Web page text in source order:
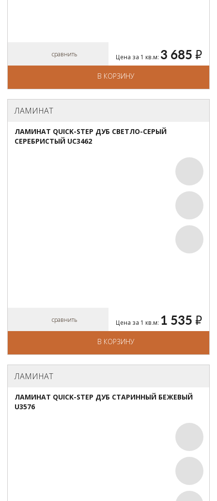
сравнить Цена за 1 кв.м: 3 685 руб.
В КОРЗИНУ
ЛАМИНАТ
ЛАМИНАТ QUICK-STEP ДУБ СВЕТЛО-СЕРЫЙ
СЕРЕБРИСТЫЙ UC3462
сравнить Цена за 1 кв.м: 1 535 руб.
В КОРЗИНУ
ЛАМИНАТ
ЛАМИНАТ QUICK-STEP ДУБ СТАРИННЫЙ БЕЖЕВЫЙ
U3576